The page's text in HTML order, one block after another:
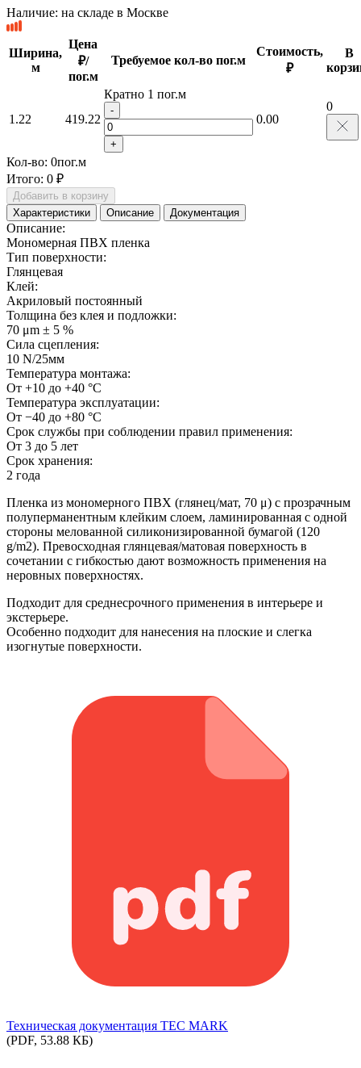
Наличие: на складе в Москве
Ширина,
м
Цена
₽/
пог.м
Требуемое кол-во пог.м
Стоимость,
₽
В
1.22 419.22
Кратно 1 пог.м
-
+
0.00
0
Кол-во: 0пог.м
Итого: 0 ₽
Добавить в корзину
Характеристики
Описание Документация
Описание:
Мономерная ПВХ пленка
Тип поверхности:
Глянцевая
Клей:
Акриловый постоянный
Толщина без клея и подложки:
70 μm ± 5 %
Сила сцепления:
10 N/25мм
Температура монтажа:
От +10 до +40 °C
Температура эксплуатации:
От −40 до +80 °C
Срок службы при соблюдении правил применения:
От 3 до 5 лет
Срок хранения:
2 года
Пленка из мономерного ПВХ (глянец/мат, 70 μ) с прозрачным
полуперманентным клейким слоем, ламинированная с одной
стороны мелованной силиконизированной бумагой (120
g/m2). Превосходная глянцевая/матовая поверхность в
сочетании с гибкостью дают возможность применения на
неровных поверхностях.
Подходит для среднесрочного применения в интерьере и
экстерьере.
Особенно подходит для нанесения на плоские и слегка
изогнутые поверхности.
Техническая документация TEC MARK
(PDF, 53.88 КБ)